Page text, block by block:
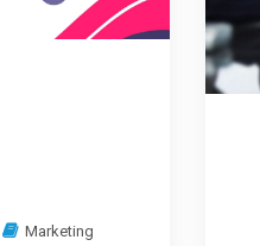
Marketing